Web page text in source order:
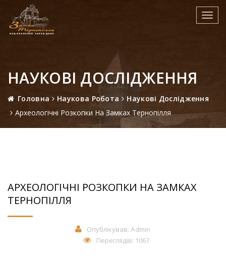
НАУКОВІ ДОСЛІДЖЕННЯ
Головна Наукова Робота
Наукові Дослідження
Археологічні Розкопки На Замках Тернопілля
АРХЕОЛОГІЧНІ РОЗКОПКИ НА ЗАМКАХ
ТЕРНОПІЛЛЯ
Опублікував:Admin
Переглядів: 1067